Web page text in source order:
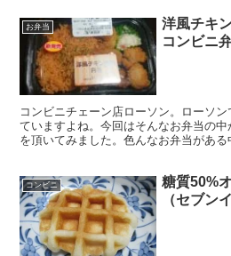
お弁当
洋風チキ
コンビニ弁
コンビニチェーン店ローソン。ローソ
ていますよね。今回はそんなお弁当の中
を頂いてみました。色んなお弁当がある
コンビニ
糖質50%
（セブン